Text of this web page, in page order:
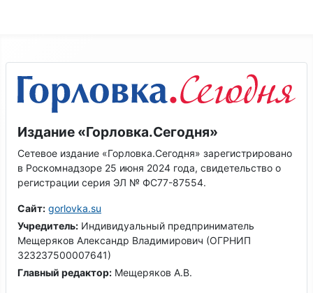
Издание «Горловка.Сегодня»
Сетевое издание «Горловка.Сегодня» зарегистрировано
в Роскомнадзоре 25 июня 2024 года, свидетельство о
регистрации серия ЭЛ № ФС77-87554.
Сайт: gorlovka.su
Учредитель: Индивидуальный предприниматель
Мещеряков Александр Владимирович (ОГРНИП
323237500007641)
Главный редактор: Мещеряков А.В.